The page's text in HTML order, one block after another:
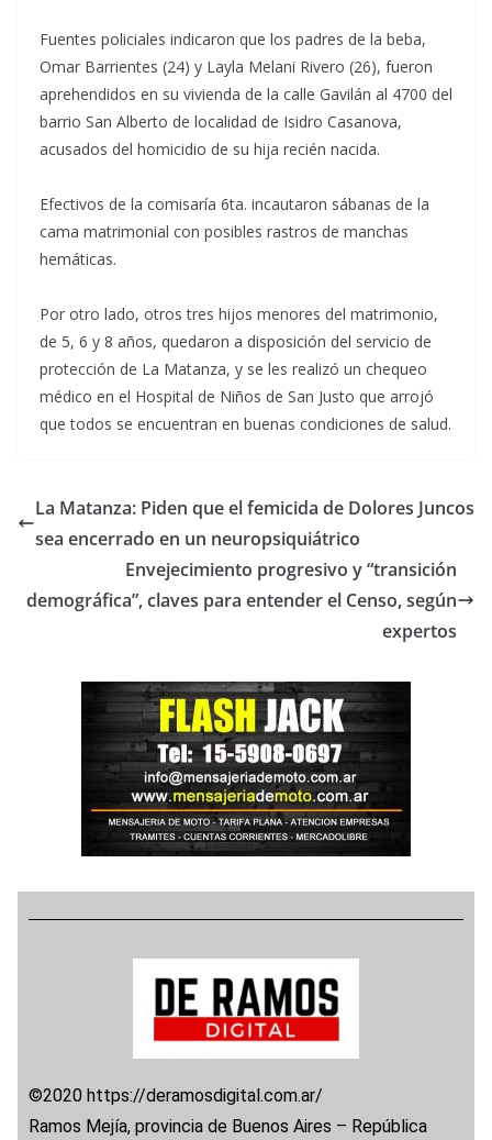
Fuentes policiales indicaron que los padres de la beba,
Omar Barrientes (24) y Layla Melani Rivero (26), fueron
aprehendidos en su vivienda de la calle Gavilán al 4700 del
barrio San Alberto de localidad de Isidro Casanova,
acusados del homicidio de su hija recién nacida.
Efectivos de la comisaría 6ta. incautaron sábanas de la
cama matrimonial con posibles rastros de manchas
hemáticas.
Por otro lado, otros tres hijos menores del matrimonio,
de 5, 6 y 8 años, quedaron a disposición del servicio de
protección de La Matanza, y se les realizó un chequeo
médico en el Hospital de Niños de San Justo que arrojó
que todos se encuentran en buenas condiciones de salud.
La Matanza: Piden que el femicida de Dolores Juncos
sea encerrado en un neuropsiquiátrico
Envejecimiento progresivo y “transición
demográfica”, claves para entender el Censo, según
expertos
©2020 https://deramosdigital.com.ar/
Ramos Mejía, provincia de Buenos Aires – República